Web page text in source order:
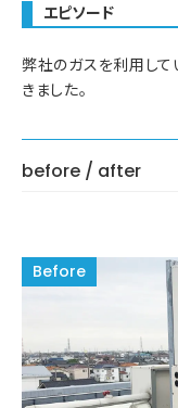
エピソード
弊社のガスを利用し
きました。
before / after